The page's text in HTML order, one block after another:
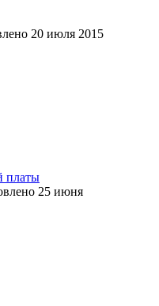
20 июля 2015
платы
25 июня